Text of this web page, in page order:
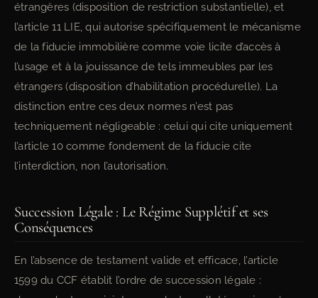
étrangères (disposition de restriction substantielle), et
l’article 11 LIE, qui autorise spécifiquement le mécanisme
de la fiducie immobilière comme voie licite d’accès à
l’usage et à la jouissance de tels immeubles par les
étrangers (disposition d’habilitation procédurelle). La
distinction entre ces deux normes n’est pas
techniquement négligeable : celui qui cite uniquement
l’article 10 comme fondement de la fiducie cite
l’interdiction, non l’autorisation.
Succession Légale : Le Régime Supplétif et ses
Conséquences
En l’absence de testament valide et efficace, l’article
1599 du CCF établit l’ordre de succession légale :